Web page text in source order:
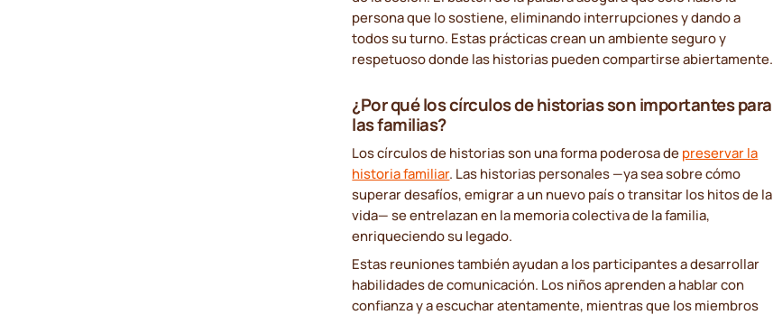
persona que lo sostiene, eliminando interrupciones y dando a
todos su turno. Estas prácticas crean un ambiente seguro y
respetuoso donde las historias pueden compartirse abiertamente.
¿Por qué los círculos de historias son importantes para
las familias?
Los círculos de historias son una forma poderosa de preservar la
historia familiar. Las historias personales —ya sea sobre cómo
superar desafíos, emigrar a un nuevo país o transitar los hitos de la
vida— se entrelazan en la memoria colectiva de la familia,
enriqueciendo su legado.
Estas reuniones también ayudan a los participantes a desarrollar
habilidades de comunicación. Los niños aprenden a hablar con
confianza y a escuchar atentamente, mientras que los miembros